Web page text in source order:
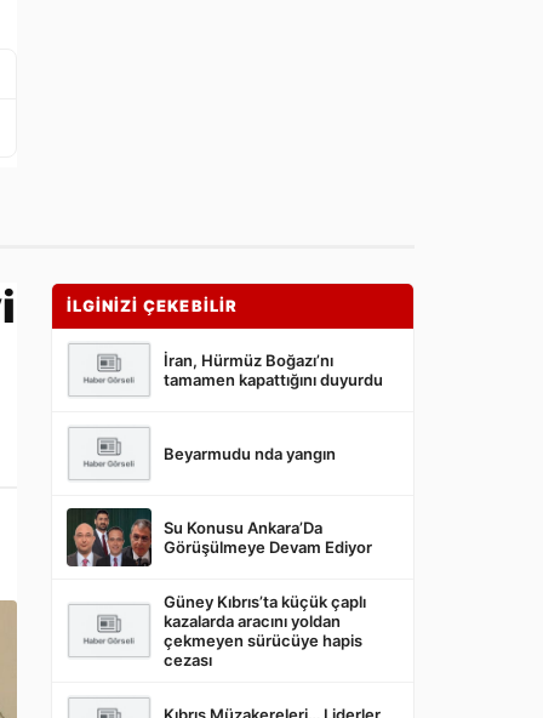
İLGİNİZİ ÇEKEBİLİR
İran, Hürmüz Boğazı’nı
tamamen kapattığını duyurdu
Beyarmudu nda yangın
Su Konusu Ankara’Da
Görüşülmeye Devam Ediyor
Güney Kıbrıs’ta küçük çaplı
kazalarda aracını yoldan
çekmeyen sürücüye hapis
cezası
Kıbrıs Müzakereleri… Liderler